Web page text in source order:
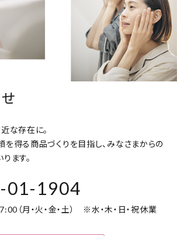
な存在に。
を得る商品づくりを目指し、みなさまからの
ます。
01-1904
（月・火・金・土） ※水・木・日・祝休業